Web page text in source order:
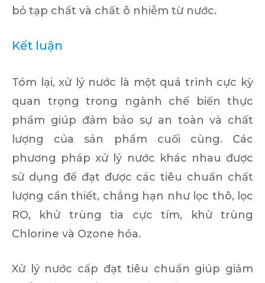
bỏ tạp chất và chất ô nhiễm từ nước.
Kết luận
Tóm lại, xử lý nước là một quá trình cực kỳ
quan trọng trong ngành chế biến thực
phẩm giúp đảm bảo sự an toàn và chất
lượng của sản phẩm cuối cùng. Các
phương pháp xử lý nước khác nhau được
sử dụng để đạt được các tiêu chuẩn chất
lượng cần thiết, chẳng hạn như lọc thô, lọc
RO, khử trùng tia cực tím, khử trùng
Chlorine và Ozone hóa.
Xử lý nước cấp đạt tiêu chuẩn giúp giảm